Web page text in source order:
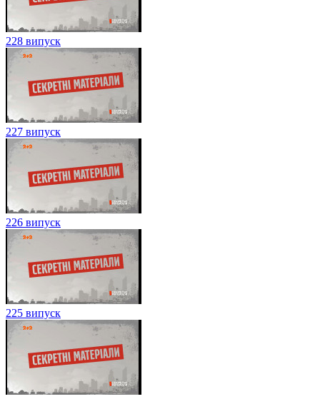
228 випуск
227 випуск
226 випуск
225 випуск